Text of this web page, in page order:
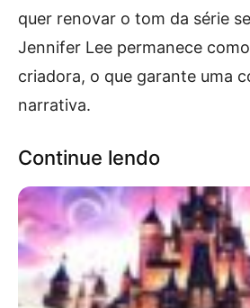
quer renovar o tom da série
Jennifer Lee permanece
criadora, o que garante uma
narrativa.
Continue lendo